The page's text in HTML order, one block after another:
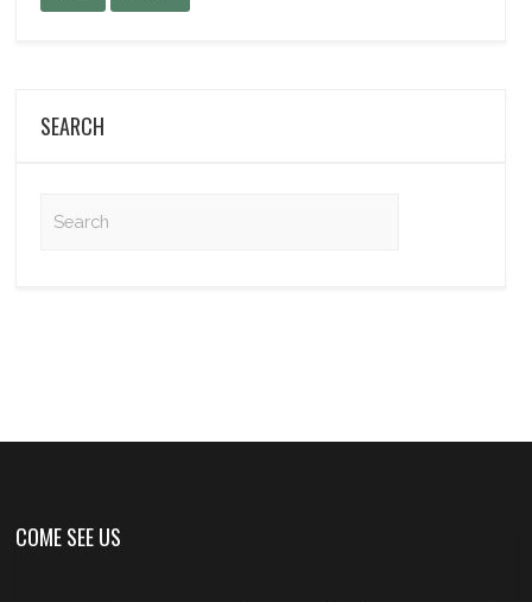
SEARCH
COME SEE US